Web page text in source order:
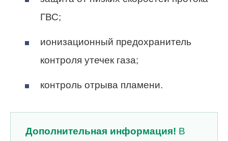
ГВС;
ионизационный предохранитель
контроля утечек газа;
контроль отрыва пламени.
Дополнительная информация! В